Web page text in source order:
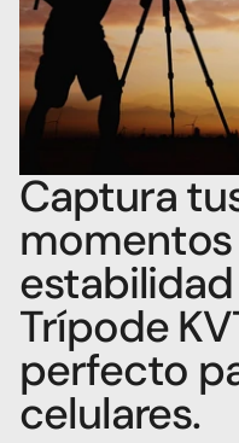
Captura
Trípode
perfecto
celulares.